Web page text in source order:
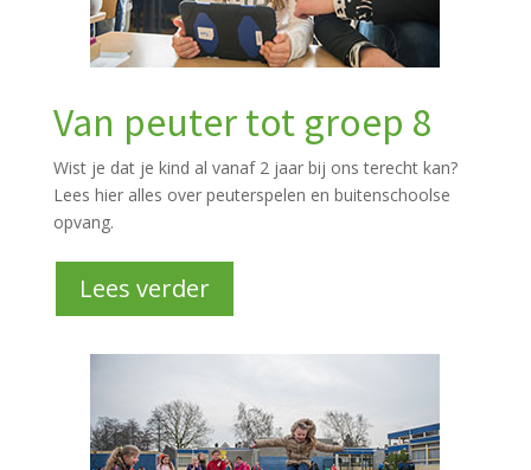
Van peuter tot groep 8
Wist je dat je kind al vanaf 2 jaar bij ons terecht kan?
Lees hier alles over peuterspelen en buitenschoolse
opvang.
Lees verder